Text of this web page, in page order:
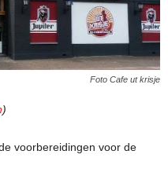
Foto Cafe ut krisje
)
voorbereidingen voor de